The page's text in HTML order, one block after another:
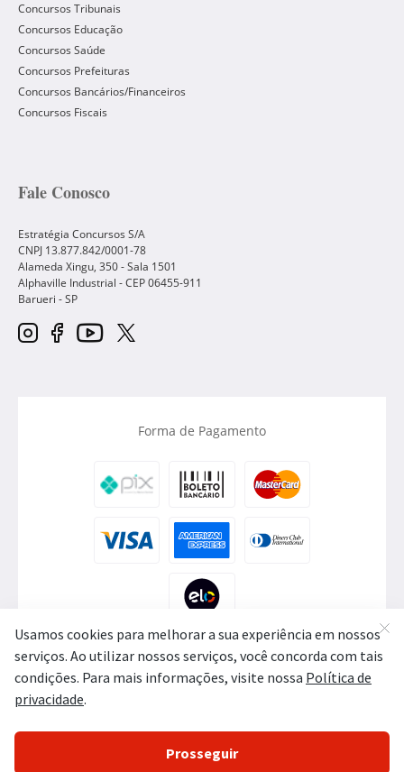
Concursos Tribunais
Concursos Educação
Concursos Saúde
Concursos Prefeituras
Concursos Bancários/Financeiros
Concursos Fiscais
Fale Conosco
Estratégia Concursos S/A
CNPJ 13.877.842/0001-78
Alameda Xingu, 350 - Sala 1501
Alphaville Industrial - CEP06455-911
Barueri -SP
Forma de Pagamento